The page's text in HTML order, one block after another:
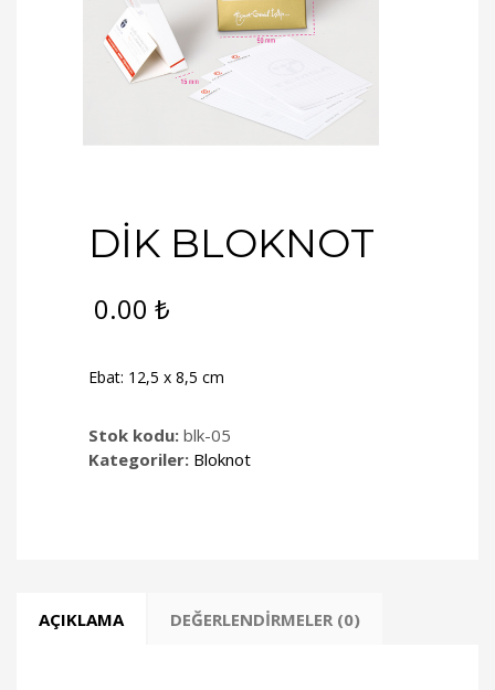
DİK BLOKNOT
0.00 ₺
Ebat: 12,5 x 8,5 cm
Stok kodu: blk-05
Kategoriler: Bloknot
AÇIKLAMA DEĞERLENDIRMELER (0)